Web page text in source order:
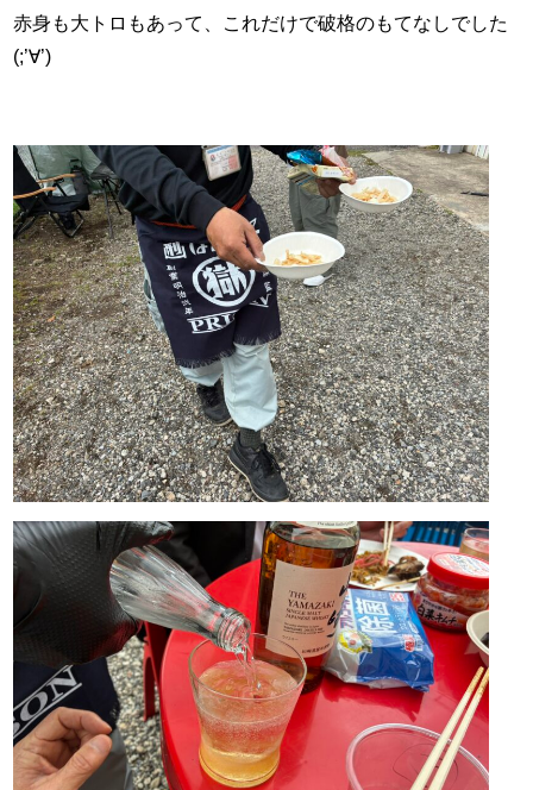
赤身も大トロもあって、これだけで破格のもてなしでした
(;’∀’)